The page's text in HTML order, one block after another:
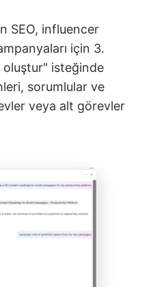
SEO, influencer
için 3.
oluştur" isteğinde
sorumlular ve
veya alt görevler